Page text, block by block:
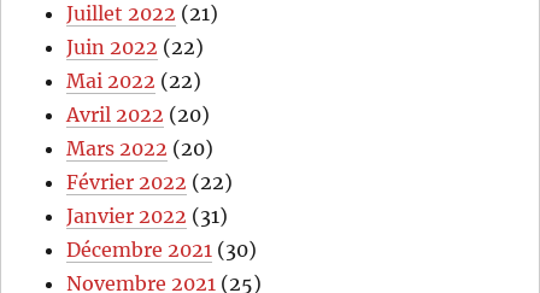
Juillet 2022 (21)
Juin 2022 (22)
Mai 2022 (22)
Avril 2022 (20)
Mars 2022 (20)
Février 2022 (22)
Janvier 2022 (31)
Décembre 2021 (30)
Novembre 2021 (25)